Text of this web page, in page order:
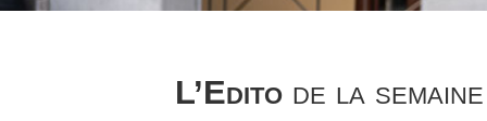
L’Editode la semaine